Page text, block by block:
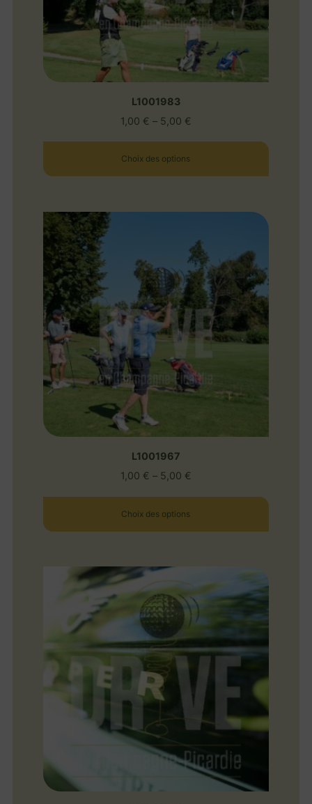
L1001983
1,00 € – 5,00 €
Choix des options
L1001967
1,00 € – 5,00 €
Choix des options